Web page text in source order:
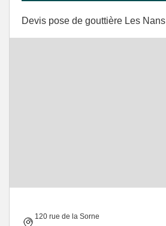
Devis pose de gouttière Les Nans
120 rue de la Sorne